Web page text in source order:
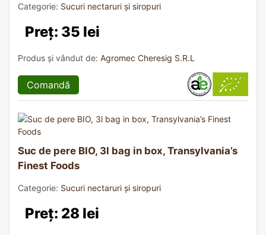
Categorie: Sucuri nectaruri și siropuri
Preț: 35 lei
Produs și vândut de: Agromec Cheresig S.R.L
Comandă
Suc de pere BIO, 3l bag in box, Transylvania’s
Finest Foods
Categorie: Sucuri nectaruri și siropuri
Preț: 28 lei